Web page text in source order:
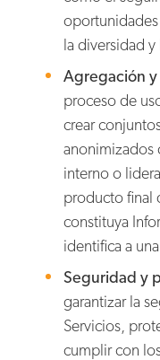
la diversidad
Agregación
proceso de
crear
anonimizados
interno o
producto final
constituya
identifica a
Seguridad y
garantizar la
Servicios,
cumplir con